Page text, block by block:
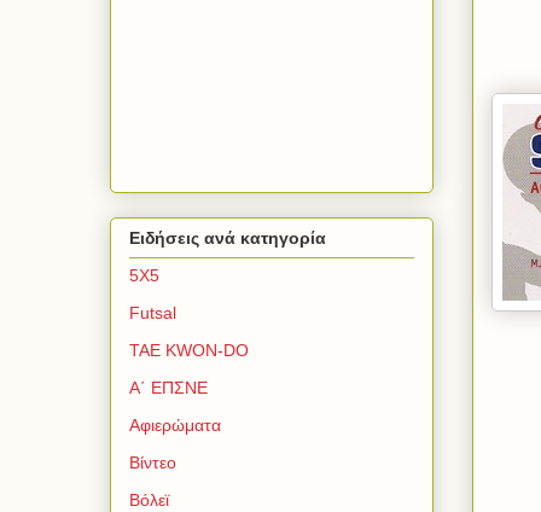
Ειδήσεις ανά κατηγορία
5Χ5
Futsal
TAE KWON-DO
Α΄ ΕΠΣΝΕ
Αφιερώματα
Βίντεο
Βόλεϊ